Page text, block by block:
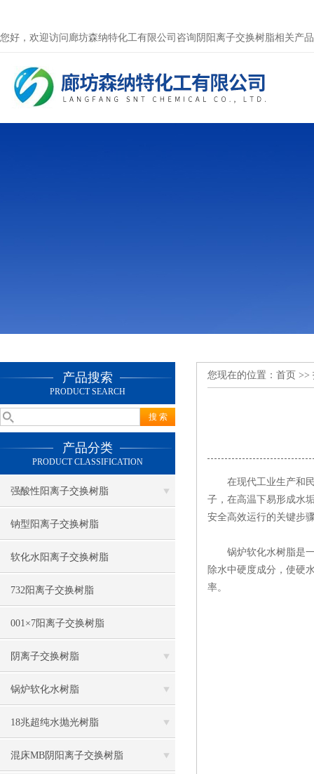
您好，欢迎访问廊坊森纳特化工有限公司咨询阴阳离子交换树脂相关产
产品搜索
PRODUCT SEARCH
产品分类
PRODUCT CLASSIFICATION
强酸性阳离子交换树脂
钠型阳离子交换树脂
软化水阳离子交换树脂
732阳离子交换树脂
001×7阳离子交换树脂
阴离子交换树脂
锅炉软化水树脂
18兆超纯水抛光树脂
混床MB阴阳离子交换树脂
您现在的位置： 首页 >>
在现代工业生产和民
子，在高温下易形成水
安全高效运行的关键步
锅炉软化水树脂是一
除水中硬度成分，使硬
率。